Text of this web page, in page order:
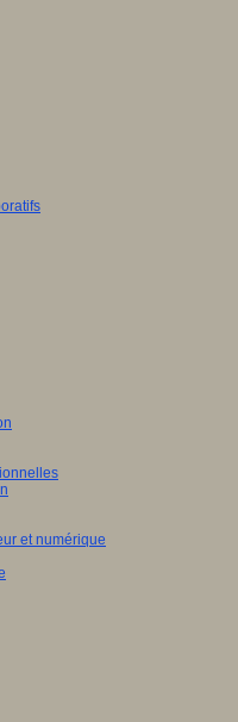
et numérique